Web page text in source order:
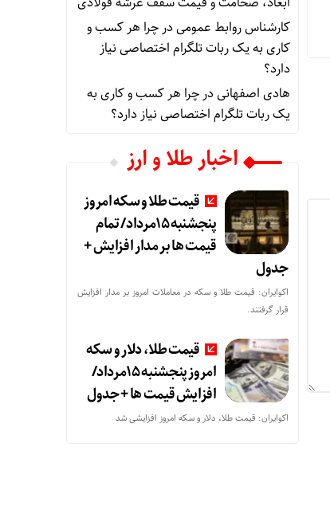
کارشناس روابط عمومیدرچرا هر کسب‌ و
کاری به یک ربات تلگرام اختصاصی نیاز
دارد؟
هادی اصفهانیدرچرا هر کسب‌ و کاری به
یک ربات تلگرام اختصاصی نیاز دارد؟
اخبار طلا و ارز
قیمت طلا و سکه امروز
پنجشنبه 15مرداد/ تمام
قیمت ها بر مدار افزایش +
جدول
اکوایران: قیمت طلا و سکه در معاملات امروز بر مدار افزایش
قرار گرفتند.
قیمت طلا، دلار و سکه
امروز پنجشنبه 15مرداد/
افزایش قیمت ها + جدول
اکوایران: قیمت طلا، دلار و سکه امروز افزایشی شد